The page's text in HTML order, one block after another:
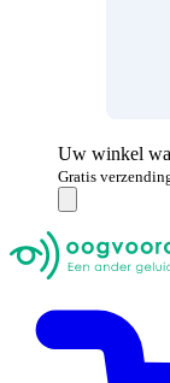
Uw winkel
Gratis